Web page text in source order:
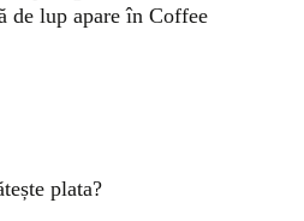
de lup apare în Coffee
plata?